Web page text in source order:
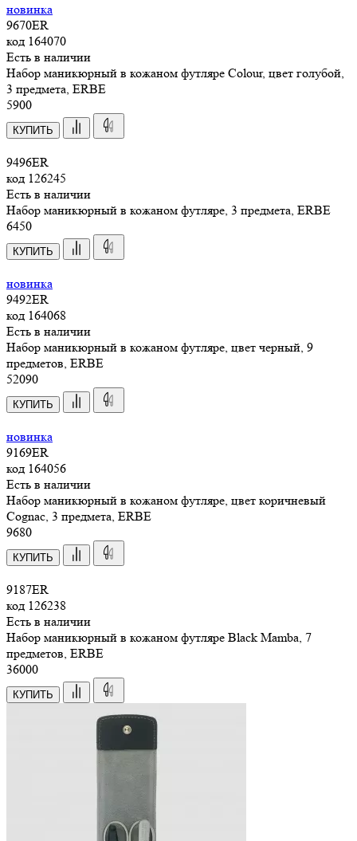
новинка
9670ER
код 164070
Есть в наличии
Набор маникюрный в кожаном футляре Colour, цвет голубой,
3 предмета, ERBE
5900
КУПИТЬ
9496ER
код 126245
Есть в наличии
Набор маникюрный в кожаном футляре, 3 предмета, ERBE
6450
КУПИТЬ
новинка
9492ER
код 164068
Есть в наличии
Набор маникюрный в кожаном футляре, цвет черный, 9
предметов, ERBE
52090
КУПИТЬ
новинка
9169ER
код 164056
Есть в наличии
Набор маникюрный в кожаном футляре, цвет коричневый
Cognac, 3 предмета, ERBE
9680
КУПИТЬ
9187ER
код 126238
Есть в наличии
Набор маникюрный в кожаном футляре Black Mamba, 7
предметов, ERBE
36000
КУПИТЬ